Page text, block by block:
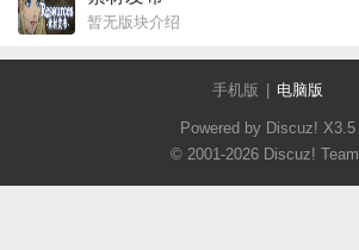
暂无版块介绍
手机版 电脑版
Powered by Discuz! X3.5
© 2001-2026 Discuz! Team